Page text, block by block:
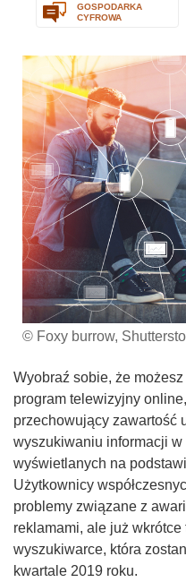
GOSPODARKA
CYFROWA
© Foxy burrow,
Wyobraź sobie, że
program telewizyjny
przechowujący zawartość
wyszukiwaniu informacji
wyświetlanych na
Użytkownicy
problemy związane z
reklamami, ale już
wyszukiwarce, która
kwartale 2019 roku.